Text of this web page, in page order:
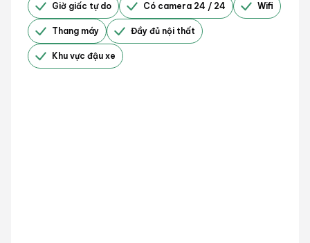
Giờ giấc tự do Có camera 24 / 24 Wifi
Thang máy Đầy đủ nội thất
Khu vực đậu xe